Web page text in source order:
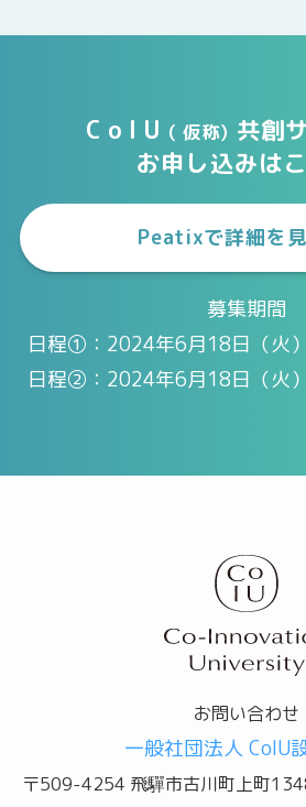
C o I U （ 仮称） 共創
お申し込みは
Peatixで詳細を
募集期間
日程①：2024年6月18日（火
日程②：2024年6月18日（火
お問い合わせ
一般社団法人 CoIU
〒509-4254 飛驒市古川町上町